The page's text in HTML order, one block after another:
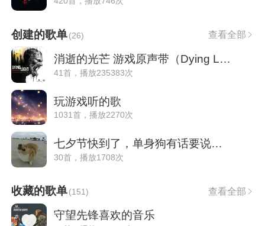
创建的歌单(26) 查看全部
消逝的光芒 游戏原声带（Dying Light）
41首，播放235383次
玩游戏听的歌
1031首，播放2270次
七夕节快到了，单身狗有话要说。。。
30首，播放1708次
收藏的歌单(151) 查看全部
守望先锋喜欢的音乐